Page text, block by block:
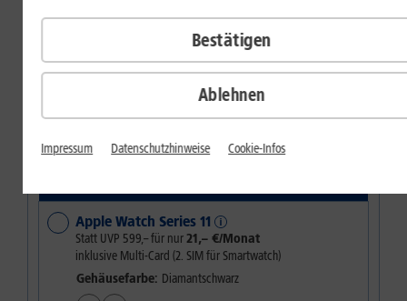
Speicher
128 GB
Lieferung nächste Woche
Apple Watch Series 11
Statt UVP 599,–für nur 21,– €/Monat
inklusive Multi-Card (2. SIM für Smartwatch)
Gehäusefarbe: Diamantschwarz
Ablehnen
Bestätigen
Impressum Datenschutzhinweise Cookie-Infos